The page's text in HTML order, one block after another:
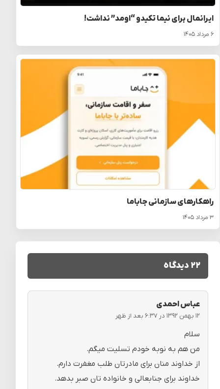
ایرانمال برای نیما تکیدو “اومد” نداشت!
۶ مرداد ۱۴۰۵
راهکارهای سازمانی جاباما
۳ مرداد ۱۴۰۵
۲۲ دیدگاه
عباس احمدی
۱۲ بهمن ۱۳۹۲ در ۶:۳۷ بعد از ظهر
سلام
من هم به نوبه خودم تسلیت میگم.
از خداوند منان برای مادرتان طلب مغفرت دارم.
خداوند برای جنابعالی و خانواده تان صبر بدهد.